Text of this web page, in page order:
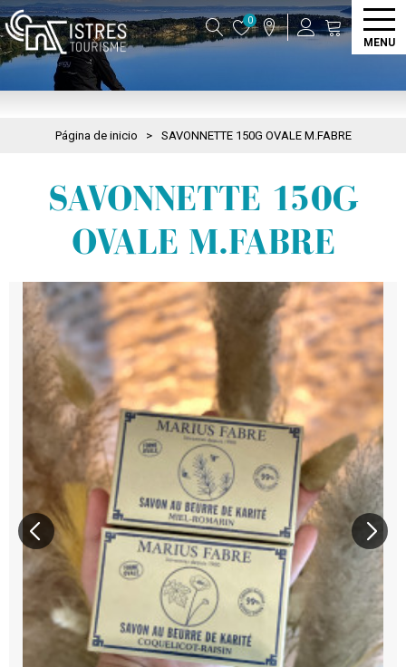
0
MENU
Página de inicio > SAVONNETTE 150G OVALE M.FABRE
SAVONNETTE 150G
OVALE M.FABRE